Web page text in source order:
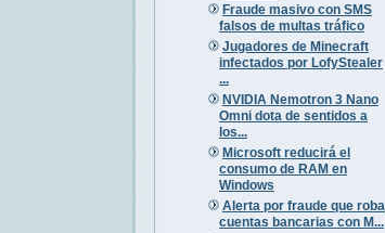
Fraude masivo con SMS
falsos de multas tráfico
Jugadores de Minecraft
infectados por LofyStealer
...
NVIDIA Nemotron 3 Nano
Omni dota de sentidos a
los...
Microsoft reducirá el
consumo de RAM en
Windows
Alerta por fraude que roba
cuentas bancarias con M...